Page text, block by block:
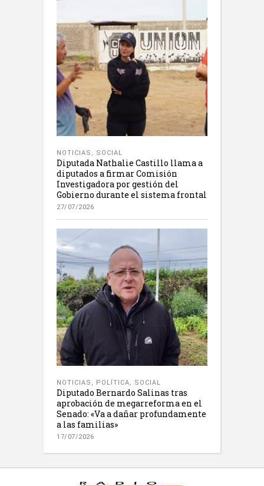
NOTICIAS , SOCIAL
Diputada Nathalie Castillo llama a
diputados a firmar Comisión
Investigadora por gestión del
Gobierno durante el sistema frontal
27/07/2026
NOTICIAS , POLÍTICA, SOCIAL
Diputado Bernardo Salinas tras
aprobación de megarreforma en el
Senado: «Va a dañar profundamente
a las familias»
17/07/2026